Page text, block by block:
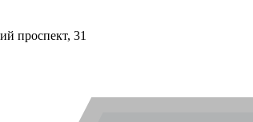
проспект, 31